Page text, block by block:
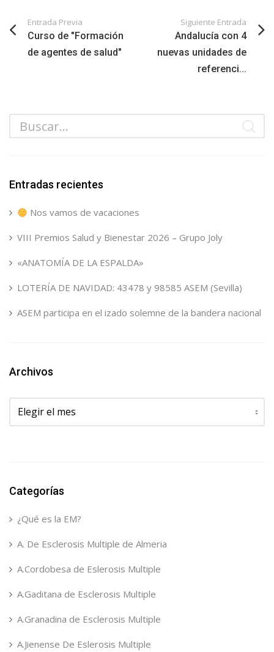
Entrada Previa
Curso de "Formación
de agentes de salud"
Siguiente Entrada
Andalucía con 4
nuevas unidades de
referenci...
Entradas recientes
Nos vamos de vacaciones
VIII Premios Salud y Bienestar 2026 – Grupo Joly
«ANATOMÍA DE LA ESPALDA»
LOTERÍA DE NAVIDAD: 43478 y 98585 ASEM (Sevilla)
ASEM participa en el izado solemne de la bandera nacional
Archivos
Archivos
Categorías
¿Qué es la EM?
A. De Esclerosis Multiple de Almeria
A.Cordobesa de Eslerosis Multiple
A.Gaditana de Esclerosis Multiple
A.Granadina de Esclerosis Multiple
A.Jienense De Eslerosis Multiple